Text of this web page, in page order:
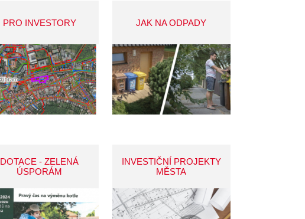
PRO INVESTORY JAK NA ODPADY
DOTACE - ZELENÁ
ÚSPORÁM
INVESTIČNÍ PROJEKTY
MĚSTA